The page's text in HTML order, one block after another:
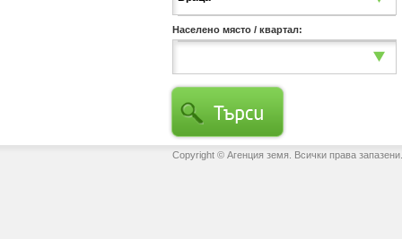
Населено място / квартал:
Copyright © Агенция земя. Всички права запазени.